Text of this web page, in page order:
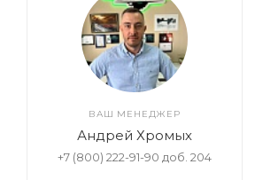
ВАШ МЕНЕДЖЕР
Андрей Хромых
+7 (800) 222-91-90 доб. 204